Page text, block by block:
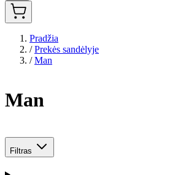
Pradžia
/ Prekės sandėlyje
/ Man
Man
Filtras